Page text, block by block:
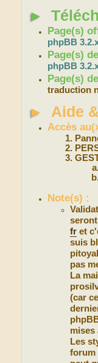
►
Page(s)
phpBB
Page(s)
phpBB
Page(s)
traduction
► Aide
Accès
Note(s) :
fr et
suis
pas
La
(car
mises
Les
forum